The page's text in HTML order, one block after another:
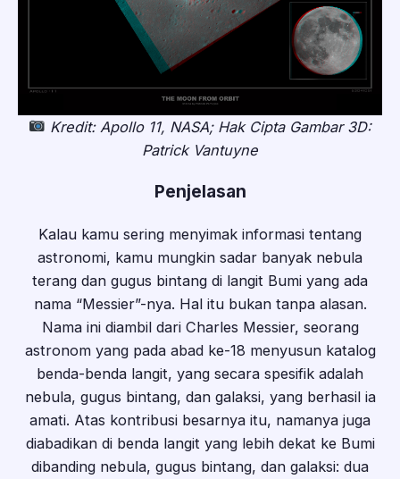
Kredit: Apollo 11, NASA; Hak Cipta Gambar 3D:
Patrick Vantuyne
Penjelasan
Kalau kamu sering menyimak informasi tentang
astronomi, kamu mungkin sadar banyak nebula
terang dan gugus bintang di langit Bumi yang ada
nama “Messier”-nya. Hal itu bukan tanpa alasan.
Nama ini diambil dari Charles Messier, seorang
astronom yang pada abad ke-18 menyusun katalog
benda-benda langit, yang secara spesifik adalah
nebula, gugus bintang, dan galaksi, yang berhasil ia
amati. Atas kontribusi besarnya itu, namanya juga
diabadikan di benda langit yang lebih dekat ke Bumi
dibanding nebula, gugus bintang, dan galaksi: dua